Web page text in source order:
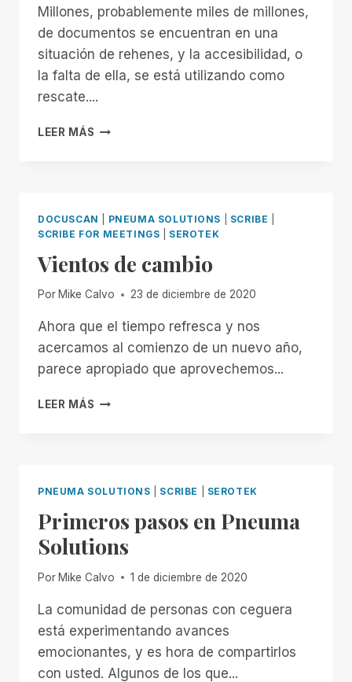
Millones, probablemente miles de millones,
de documentos se encuentran en una
situación de rehenes, y la accesibilidad, o
la falta de ella, se está utilizando como
rescate....
LEER MÁS DEJE
DOCUSCAN PNEUMA SOLUTIONS SCRIBE
SCRIBE FOR MEETINGS
SEROTEK
Vientos de cambio
Por Mike Calvo 23 de diciembre de 2020
Ahora que el tiempo refresca y nos
acercamos al comienzo de un nuevo año,
parece apropiado que aprovechemos...
LEER MÁS VIENTOS
PNEUMA SOLUTIONS SCRIBE SEROTEK
Primeros pasos en Pneuma
Solutions
Por Mike Calvo 1 de diciembre de 2020
La comunidad de personas con ceguera
está experimentando avances
emocionantes, y es hora de compartirlos
con usted. Algunos de los que...